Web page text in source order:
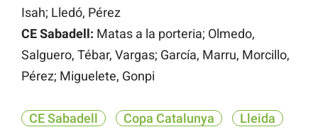
Isah; Lledó, Pérez
CE Sabadell: Matas a la porteria; Olmedo,
Salguero, Tébar, Vargas; García, Marru, Morcillo,
Pérez; Miguelete, Gonpi
CE Sabadell Copa Catalunya Lleida